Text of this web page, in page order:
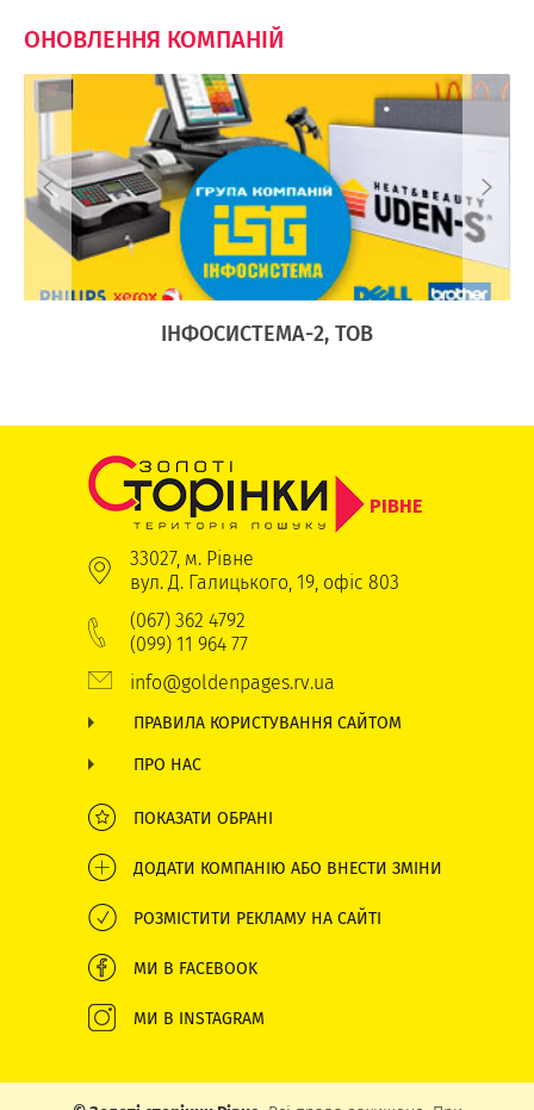
ОНОВЛЕННЯ КОМПАНІЙ
ІНФОСИСТЕМА-2, ТОВ
РІВНЕ
33027, м. Рівне
вул. Д. Галицького, 19, офіс 803
(067) 362 4792
(099) 11 964 77
info@goldenpages.rv.ua
ПРАВИЛА КОРИСТУВАННЯ САЙТОМ
ПРО НАС
ПОКАЗАТИ ОБРАНІ
ДОДАТИ КОМПАНІЮ АБО ВНЕСТИ ЗМІНИ
РОЗМІСТИТИ РЕКЛАМУ НА САЙТІ
МИ В FACEBOOK
МИ В INSTAGRAM